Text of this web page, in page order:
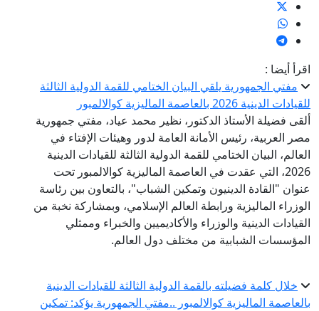
أيضا :
مفتي الجمهورية يلقي البيان الختامي للقمة الدولية الثالثة
الدينية 2026 بالعاصمة الماليزية كوالالمبور
فضيلة الأستاذ الدكتور، نظير محمد عياد، مفتي جمهورية
العربية، رئيس الأمانة العامة لدور وهيئات الإفتاء في
البيان الختامي للقمة الدولية الثالثة للقيادات الدينية
2026، التي عقدت في العاصمة الماليزية كوالالمبور تحت
"القادة الدينيون وتمكين الشباب"، بالتعاون بين رئاسة
الماليزية ورابطة العالم الإسلامي، وبمشاركة نخبة من
الدينية والوزراء والأكاديميين والخبراء وممثلي
الشبابية من مختلف دول العالم.
خلال كلمة فضيلته بالقمة الدولية الثالثة للقيادات الدينية
الماليزية كوالالمبور ..مفتي الجمهورية يؤكد: تمكين